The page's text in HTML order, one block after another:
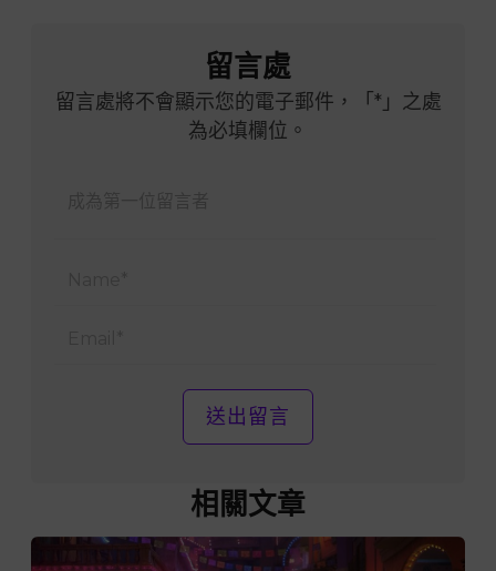
留言處
留言處將不會顯示您的電子郵件，「*」之處
為必填欄位。
相關文章